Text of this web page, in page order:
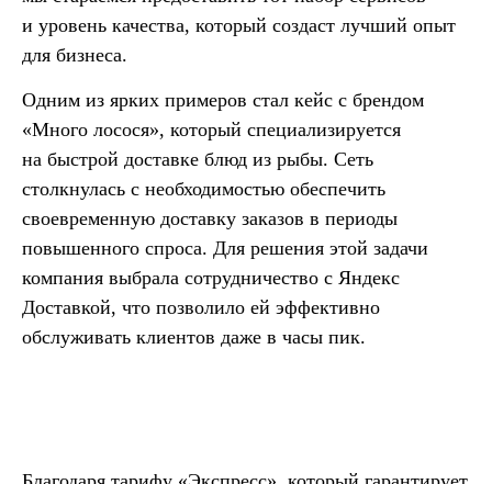
и уровень качества, который создаст лучший опыт
для бизнеса.
Одним из ярких примеров стал кейс с брендом
«Много лосося», который специализируется
на быстрой доставке блюд из рыбы. Сеть
столкнулась с необходимостью обеспечить
своевременную доставку заказов в периоды
повышенного спроса. Для решения этой задачи
компания выбрала сотрудничество с Яндекс
Доставкой, что позволило ей эффективно
обслуживать клиентов даже в часы пик.